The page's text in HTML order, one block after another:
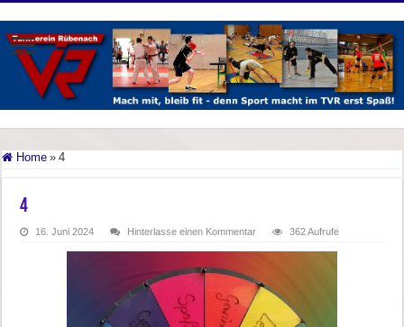
Home » 4
4
16. Juni 2024 Hinterlasse einen Kommentar 362 Aufrufe